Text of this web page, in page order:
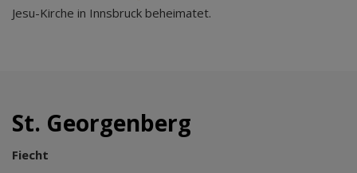
Jesu-Kirche in Innsbruck beheimatet.
St. Georgenberg
Fiecht